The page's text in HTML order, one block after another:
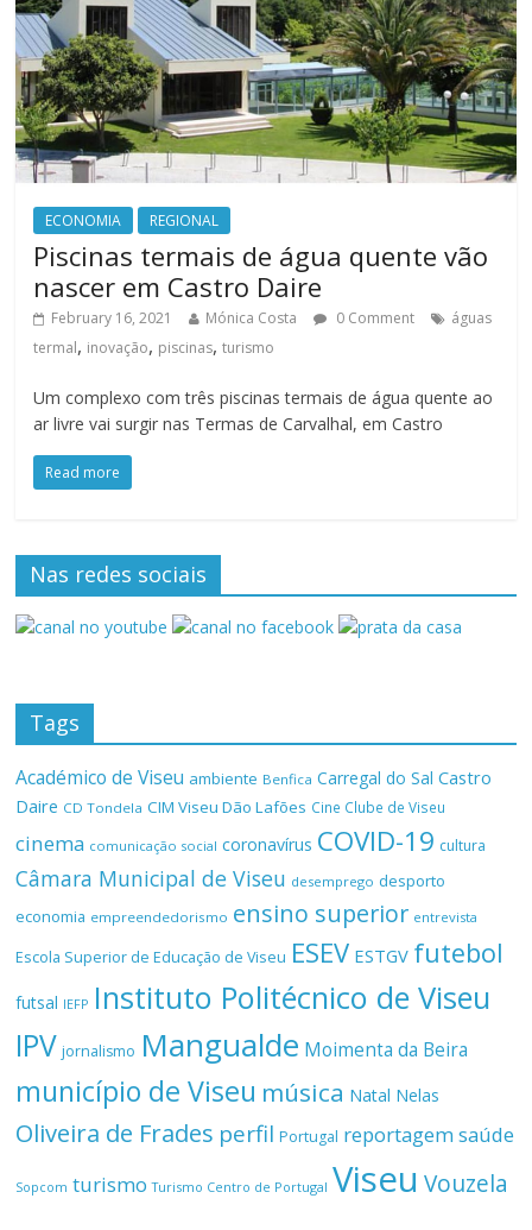
ECONOMIA REGIONAL
Piscinas termais de água quente vão
nascer em Castro Daire
February 16, 2021 Mónica Costa 0 Comment
águas
termal, inovação, piscinas,turismo
Um complexo com três piscinas termais de água quente ao
ar livre vai surgir nas Termas de Carvalhal, em Castro
Read more
Nas redes sociais
Tags
Académico de Viseu ambiente Benfica Carregal do Sal Castro
Daire CD Tondela CIM Viseu Dão Lafões Cine Clube de Viseu
cinema comunicação social coronavírus COVID-19 cultura
Câmara Municipal de Viseu desemprego desporto
economia empreendedorismo ensino superior entrevista
Escola Superior de Educação de Viseu ESEV ESTGV futebol
futsal IEFP Instituto Politécnico de Viseu
IPV jornalismo Mangualde Moimenta da Beira
município de Viseu música Natal Nelas
Oliveira de Frades perfil Portugal reportagemsaúde
Sopcom turismo Turismo Centro de Portugal Viseu Vouzela